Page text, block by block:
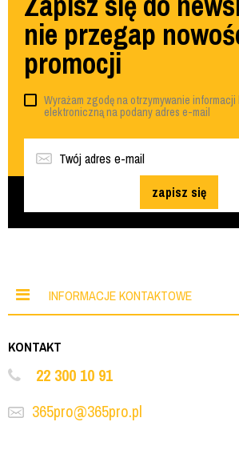
nie przegap
promocji
Wyrażam zgodę na otrzymywanie
elektroniczną na podany adres e-mail
zapisz się
INFORMACJE KONTAKTOWE
KONTAKT
22 300 10 91
365pro@365pro.pl